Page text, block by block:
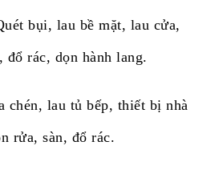
bụi, lau bề mặt, lau cửa,
đổ rác, dọn hành lang.
chén, lau tủ bếp, thiết bị nhà
rửa, sàn, đổ rác.